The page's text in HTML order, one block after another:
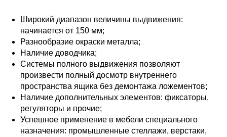
Широкий диапазон величины выдвижения:
начинается от 150 мм;
Разнообразие окраски металла;
Наличие доводчика;
Системы полного выдвижения позволяют
произвести полный досмотр внутреннего
пространства ящика без демонтажа ложементов;
Наличие дополнительных элементов: фиксаторы,
регуляторы и прочие;
Успешное применение в мебели специального
назначения: промышленные стеллажи, верстаки,